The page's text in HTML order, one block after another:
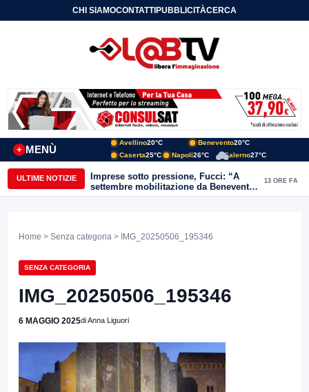
CHI SIAMOCONTATTIPUBBLICITÀCERCA
MENÙ
+
Avellino20°C Benevento20°C
Caserta25°C Napoli26°C Salerno27°C
ULTIME NOTIZIE
Imprese sotto pressione, Fucci: “A
settembre mobilitazione da Benevento
e Avellino”
13 ORE FA
Home > Senza categoria > IMG_20250506_195346
SENZA CATEGORIA
IMG_20250506_195346
6 MAGGIO 2025di Anna Liguori